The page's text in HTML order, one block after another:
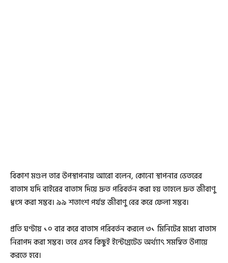
বিকাশ মণ্ডল তার উপস্থাপনায় আরো বলেন, কোনো স্থাপনার ভেতরের
বাতাস যদি বাইরের বাতাস দিয়ে দ্রুত পরিবর্তন করা হয় তাহলে দ্রুত জীবাণু
ধ্বংস করা সম্ভব। ৯৯ শতাংশ পর্যন্ত জীবাণু বের করে ফেলা সম্ভব।
প্রতি ঘণ্টায় ১০ বার করে বাতাস পরিবর্তন করলে ৩১ মিনিটের মধ্যে বাতাস
নিরাপদ করা সম্ভব। তবে এসব কিছুই ইন্টেগ্রেটেড অর্থ্যাৎ সমন্বিত উপায়ে
করতে হবে।